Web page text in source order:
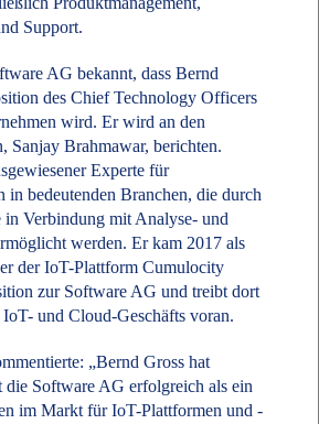
Support.
AG bekannt, dass Bernd
des Chief Technology Officers
wird. Er wird an den
Sanjay Brahmawar, berichten.
Experte für
in bedeutenden Branchen, die durch
in Verbindung mit Analyse- und
werden. Er kam 2017 als
der IoT-Plattform Cumulocity
zur Software AG und treibt dort
und Cloud-Geschäfts voran.
„Bernd Gross hat
Software AG erfolgreich als ein
im Markt für IoT-Plattformen und -